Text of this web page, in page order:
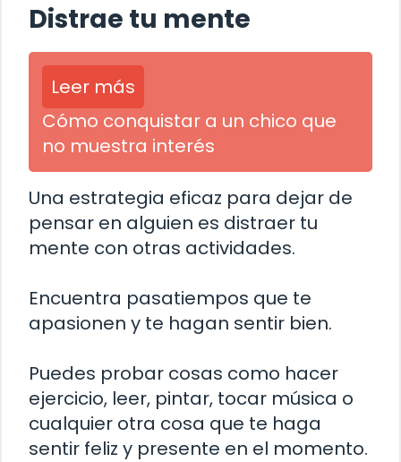
Distrae tu mente
Leer más
Cómo conquistar a un chico que
no muestra interés
Una estrategia eficaz para dejar de
pensar en alguien es distraer tu
mente con otras actividades.
Encuentra pasatiempos que te
apasionen y te hagan sentir bien.
Puedes probar cosas como hacer
ejercicio, leer, pintar, tocar música o
cualquier otra cosa que te haga
sentir feliz y presente en el momento.